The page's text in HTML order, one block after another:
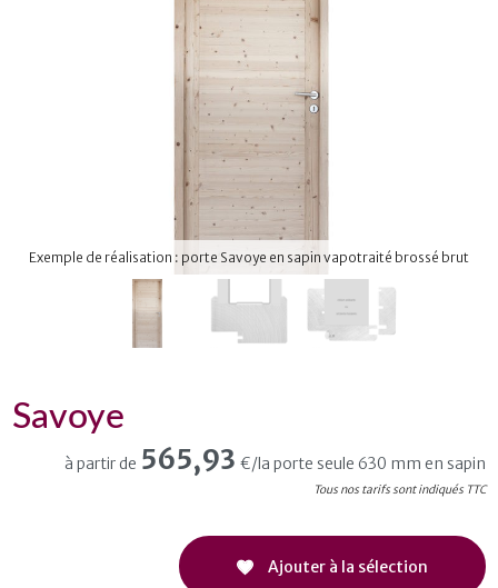
Exemple de réalisation : porte Savoye en sapin vapotraité brossé brut
Savoye
à partir de 565,93 €/la porte seule 630 mm en sapin
Tous nos tarifs sont indiqués TTC
Ajouter à la sélection